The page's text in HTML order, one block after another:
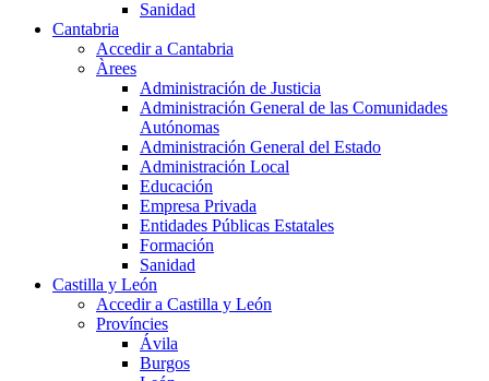
Sanidad
Cantabria
Accedir a Cantabria
Àrees
Administración de Justicia
Administración General de las Comunidades
Autónomas
Administración General del Estado
Administración Local
Educación
Empresa Privada
Entidades Públicas Estatales
Formación
Sanidad
Castilla y León
Accedir a Castilla y León
Províncies
Ávila
Burgos